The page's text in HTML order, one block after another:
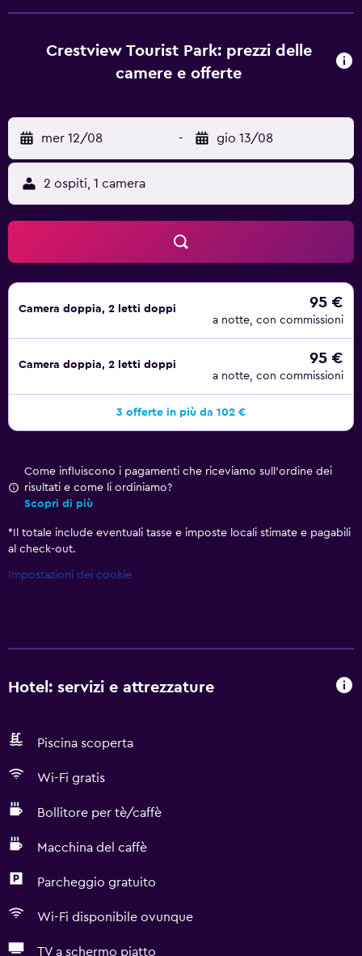
questa struttura a 3,5 stelle le sistemazioni comprendono
angolo cottura con frigorifero, piano cottura, microonde
utilizzando la connessione wireless gratuita. Le camere
sono dotate di la TV a schermo piatto. Le pulizie vengono
eseguite tutte le settimane; inoltre, è possibile richiedere
asciugacapelli. Le pulizie vengono eseguite solo in alcuni
giorni. I servizi ricreativi di un motel includono una piscina
stagionale all'aperto. Le attività ricreative elencate di
seguito sono disponibili in loco o nelle vicinanze. È
possibile che siano a pagamento.
Crestview Tourist Park: prezzi delle
camere e offerte
mer 12/08 - gio 13/08
2 ospiti, 1 camera
Camera doppia, 2 letti doppi 95 €
a notte, con commissioni
Camera doppia, 2 letti doppi 95 €
a notte, con commissioni
3 offerte in più da 102 €
Come influiscono i pagamenti che riceviamo sull'ordine dei
risultati e come li ordiniamo?
Scopri di più
* Il totale include eventuali tasse e imposte locali stimate e pagabili
al check-out.
Impostazioni dei cookie
Hotel: servizi e attrezzature
Piscina scoperta
Wi-Fi gratis
Bollitore per tè/caffè
Macchina del caffè
Parcheggio gratuito
Wi-Fi disponibile ovunque
TV a schermo piatto